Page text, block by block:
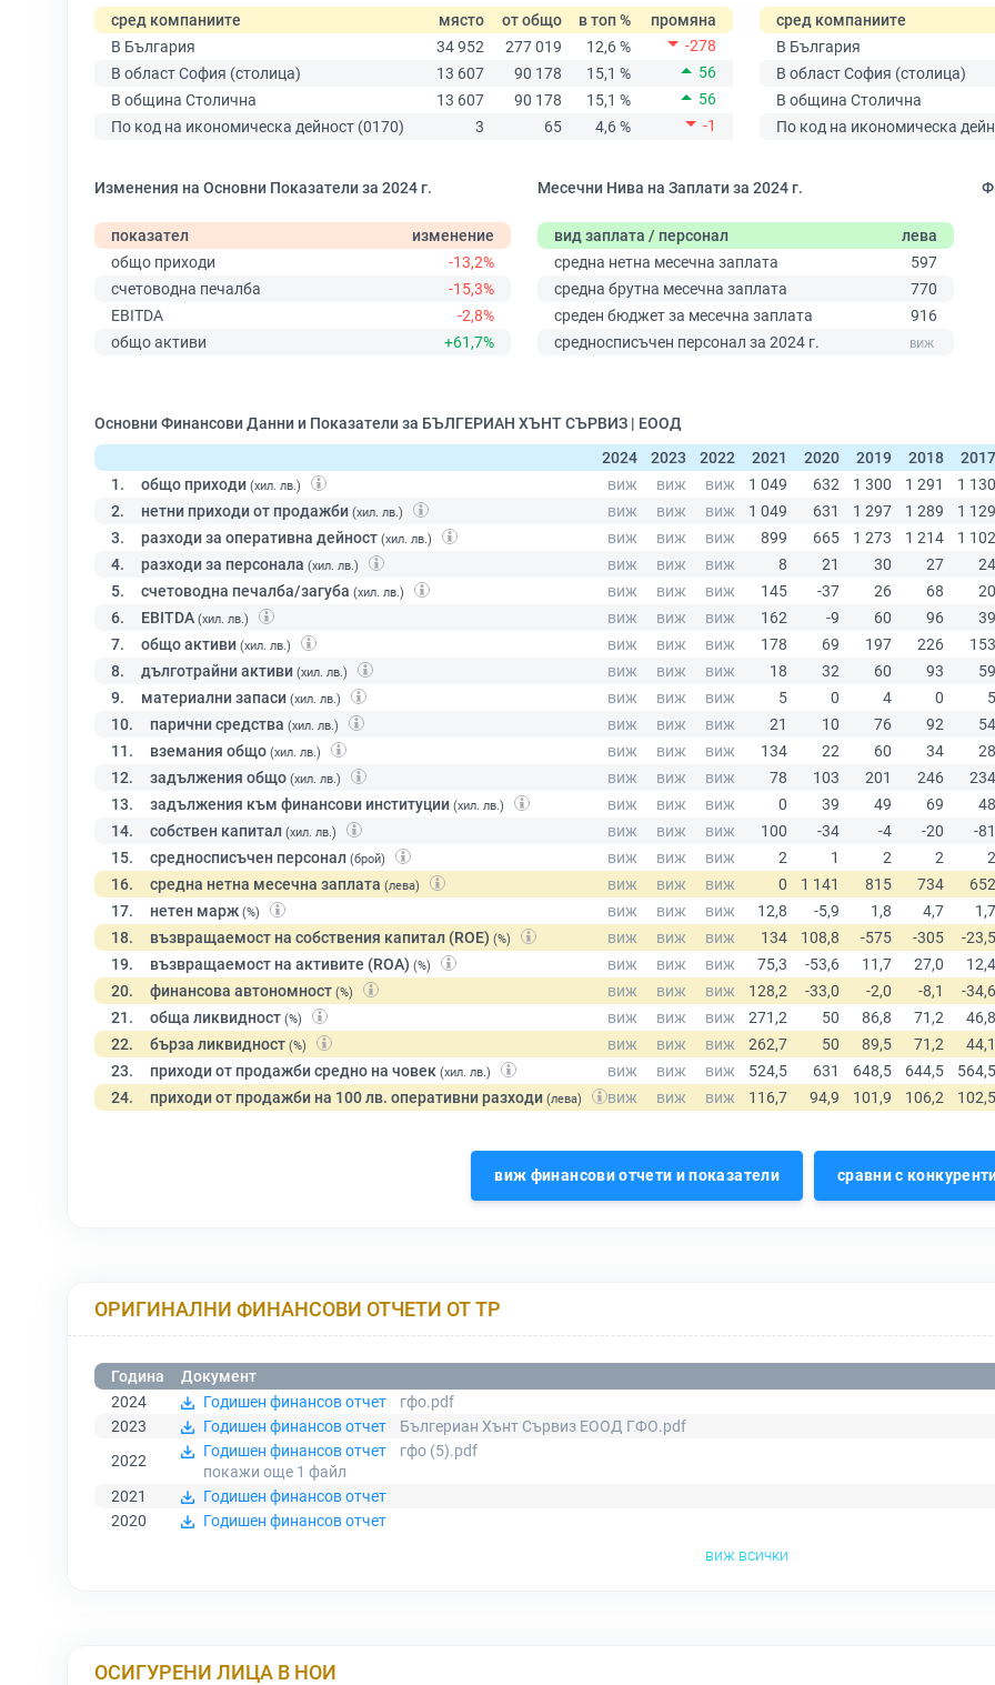
сред компаниите място от общо в топ %
промяна
В България
34 952 277 019 12,6 %
-278
В област София (столица)
13 607 90 178 15,1 %
56
В община Столична
13 607 90 178 15,1 %
56
По код на икономическа дейност (0170)
3 65 4,6 % -1
сред компаниите
В България
В област София (столица)
В община Столична
По код на икономическа
Изменения на Основни Показатели за 2024 г.
показател
изменение
общо приходи
-13,2%
счетоводна печалба
-15,3%
EBITDA
-2,8%
общо активи
+61,7%
Месечни Нива на Заплати за 2024 г.
вид заплата / персонал
лева
средна нетна месечна заплата
597
средна брутна месечна заплата
770
среден бюджет за месечна заплата
916
средносписъчен персонал за 2024 г.
Основни Финансови Данни и Показатели за БЪЛГЕРИАН ХЪНТ СЪРВИЗ | ЕООД
2024
2023 2022 2021 2020 2019 2018
2017
1.
общо приходи (хил. лв.)
2. нетни приходи от продажби (хил. лв.)
3. разходи за оперативна дейност (хил. лв.)
4. разходи за персонала (хил. лв.)
5. счетоводна печалба/загуба (хил. лв.)
6. EBITDA (хил. лв.)
7. общо активи (хил. лв.)
8. дълготрайни активи (хил. лв.)
9. материални запаси (хил. лв.)
10. парични средства (хил. лв.)
11. вземания общо (хил. лв.)
12. задължения общо (хил. лв.)
13. задължения към финансови институции (хил. лв.)
14. собствен капитал (хил. лв.)
15. средносписъчен персонал (брой)
16. средна нетна месечна заплата (лева)
17. нетен марж (%)
18. възвращаемост на собствения капитал (ROE) (%)
19. възвращаемост на активите (ROA) (%)
20. финансова автономност (%)
21. обща ликвидност (%)
22. бърза ликвидност (%)
23. приходи от продажби средно на човек (хил. лв.)
24. приходи от продажби на 100 лв. оперативни разходи (лева)
виж финансови отчети и показатели сравни с
ОРИГИНАЛНИ ФИНАНСОВИ ОТЧЕТИ ОТ ТР
Година
Документ
2024
Годишен финансов отчет
гфо.pdf
2023
Годишен финансов отчет
Бългериан Хънт Сървиз ЕООД ГФО.pdf
2022
Годишен финансов отчет
гфо (5).pdf
покажи още 1 файл
2021
Годишен финансов отчет
2020
Годишен финансов отчет
виж всички
ОСИГУРЕНИ ЛИЦА В НОИ